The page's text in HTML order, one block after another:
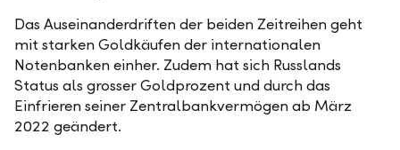
Das Auseinanderdriften der beiden Zeitreihen geht
mit starken Goldkäufen der internationalen
Notenbanken einher. Zudem hat sich Russlands
Status als grosser Goldprozent und durch das
Einfrieren seiner Zentralbankvermögen ab März
2022 geändert.